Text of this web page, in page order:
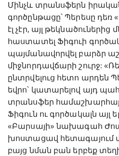
Մինչև տրանսֆերն
գործընթացը՝ Պերեսը
էլ չէր, այլ
հաստատել Ֆիգուի
պայմանավորվել բարձր
միջնորդավճարի շուրջ:
ընտրվելուց հետո արդեն
եվրո՝ կատարելով այդ
տրանսֆեր
Ֆիգուն ու գործակալն այլ
«Բարսայի» նախագահ
խոստացավ հետագայում
բայց նման բան երբեք